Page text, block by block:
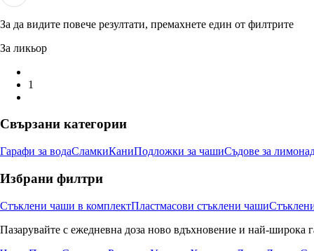
За да видите повече резултати, премахнете един от филтрите
За ликьор
1
Свързани категории
Гарафи за водаСламкиКаниПодложки за чашиСъдове за
Избрани филтри
Стъклени чаши в комплектПластмасови стъклени чаши
Пазарувайте с ежедневна доза ново вдъхновение и най-широка